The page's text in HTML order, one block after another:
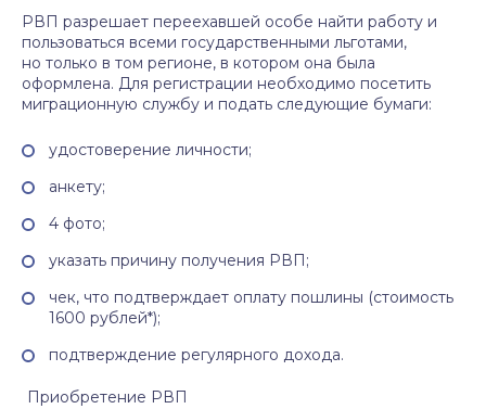
РВП разрешает переехавшей особе найти работу и
пользоваться всеми государственными льготами,
но только в том регионе, в котором она была
оформлена. Для регистрации необходимо посетить
миграционную службу и подать следующие бумаги:
удостоверение личности;
анкету;
4 фото;
указать причину получения РВП;
чек, что подтверждает оплату пошлины (стоимость
1600 рублей*);
подтверждение регулярного дохода.
Приобретение РВП